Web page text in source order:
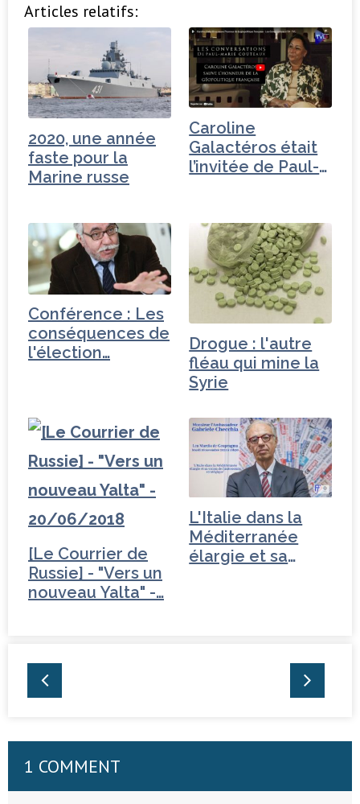
c
b
o
o
k
it
e
r
k
e
dI
n
ta
e
r
Articles relatifs:
2020, une année
faste pour la
Marine russe
Caroline
Galactéros était
l’invitée de Paul-
Conférence : Les
conséquences de
l'élection…
Drogue : l'autre
fléau qui mine la
Syrie
[Le Courrier de
Russie] - "Vers un
nouveau Yalta" -…
L'Italie dans la
Méditerranée
élargie et sa
1 COMMENT